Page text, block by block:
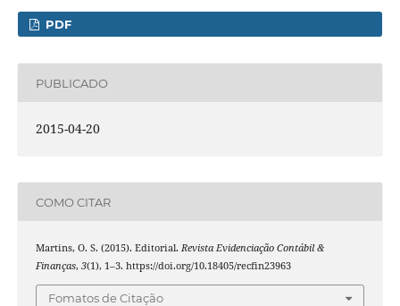
PDF
PUBLICADO
2015-04-20
COMO CITAR
Martins, O. S. (2015). Editorial. Revista Evidenciação Contábil &
Finanças, 3(1), 1–3. https://doi.org/10.18405/recfin23963
Fomatos de Citação